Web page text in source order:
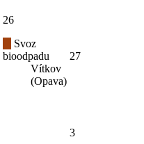
26
Svoz
bioodpadu
Vítkov
(Opava)
27
3